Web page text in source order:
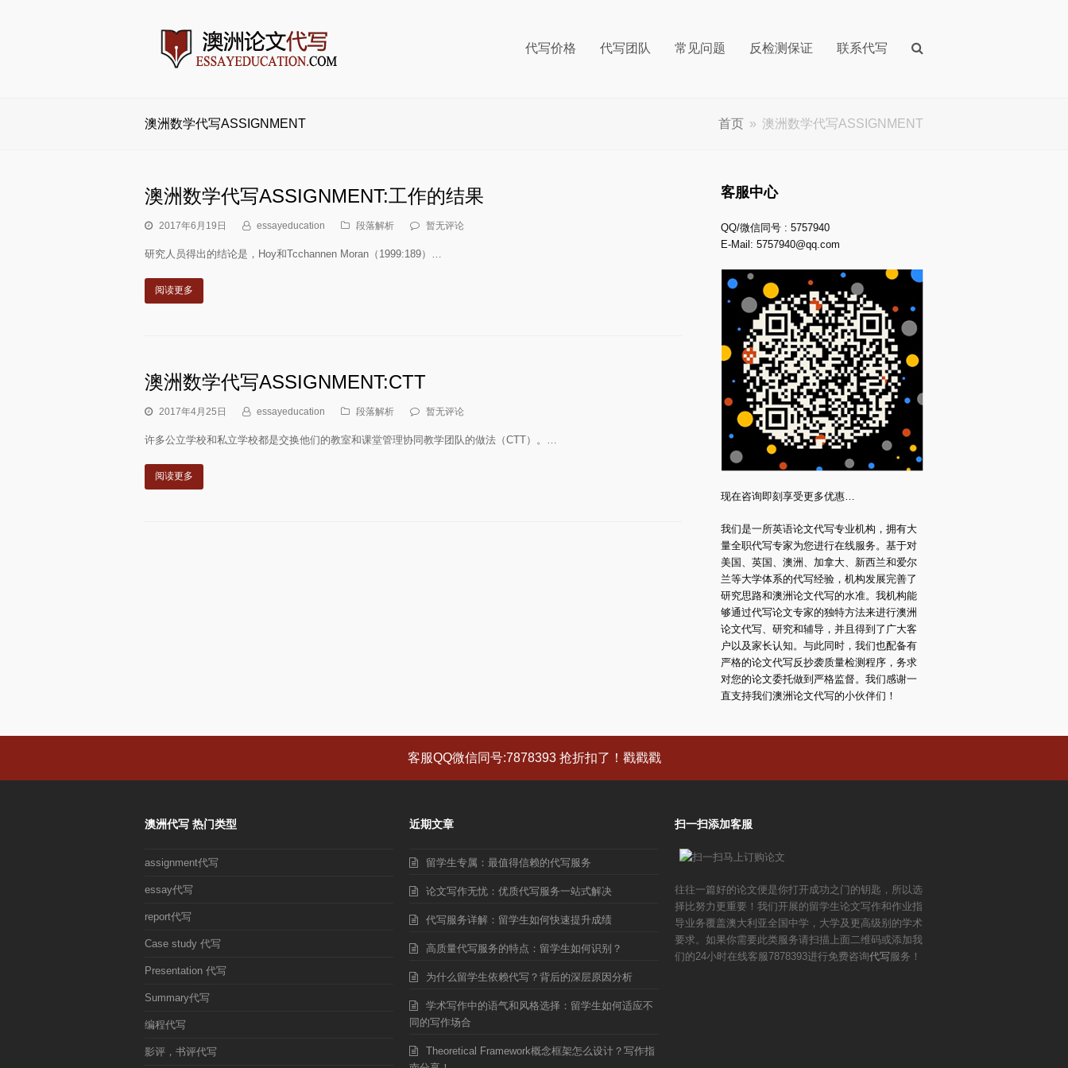
代写价格 代写团队 常见问题 反检测保证 联系代写
澳洲数学代写ASSIGNMENT 首页 » 澳洲数学代写ASSIGNMENT
澳洲数学代写ASSIGNMENT:工作的结果
2017年6月19日 essayeducation 段落解析 暂无评论
研究人员得出的结论是，Hoy和Tcchannen Moran（1999:189）…
阅读更多
澳洲数学代写ASSIGNMENT:CTT
2017年4月25日 essayeducation 段落解析 暂无评论
许多公立学校和私立学校都是交换他们的教室和课堂管理协同教学团队的做法（CTT）。…
阅读更多
客服中心
QQ/微信同号 : 5757940
E-Mail:5757940@qq.com
现在咨询即刻享受更多优惠…
我们是一所英语论文代写专业机构，拥有大
量全职代写专家为您进行在线服务。基于对
美国、英国、澳洲、加拿大、新西兰和爱尔
兰等大学体系的代写经验，机构发展完善了
研究思路和澳洲论文代写的水准。我机构能
够通过代写论文专家的独特方法来进行澳洲
论文代写、研究和辅导，并且得到了广大客
户以及家长认知。与此同时，我们也配备有
严格的论文代写反抄袭质量检测程序，务求
对您的论文委托做到严格监督。我们感谢一
直支持我们澳洲论文代写的小伙伴们！
客服QQ微信同号:7878393 抢折扣了！戳戳戳
澳洲代写 热门类型
assignment代写
essay代写
report代写
Case study 代写
Presentation 代写
Summary代写
编程代写
影评，书评代写
近期文章
留学生专属：最值得信赖的代写服务
论文写作无忧：优质代写服务一站式解决
代写服务详解：留学生如何快速提升成绩
高质量代写服务的特点：留学生如何识别？
为什么留学生依赖代写？背后的深层原因分析
学术写作中的语气和风格选择：留学生如何适应不
同的写作场合
Theoretical Framework概念框架怎么设计？写作指
扫一扫添加客服
往往一篇好的论文便是你打开成功之门的钥匙，所以选
择比努力更重要！我们开展的留学生论文写作和作业指
导业务覆盖澳大利亚全国中学，大学及更高级别的学术
要求。如果你需要此类服务请扫描上面二维码或添加我
们的24小时在线客服7878393进行免费咨询代写 服务！